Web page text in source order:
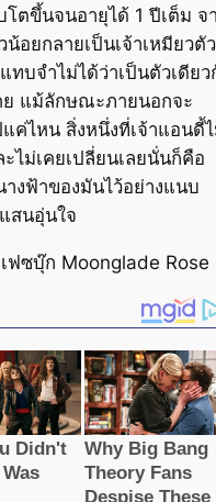
โตขึ้นจนอายุได้ 1 ปีเต็ม จ
อยกลายเป็นเจ้าเหมียวตัว
ทบจำไม่ได้ว่าเป็นตัวเดีย
ย แม้ลักษณะภายนอกจะ
ค่ไหน สิ่งหนึ่งที่เจ้าแอนดี้
ไม่เคยเปลี่ยนเลยนั่นก็คือ
งฟ้าของมันไว้อย่างแนบ
สนอุ่นใจ
ฟซบุ๊ก Moonglade Rose